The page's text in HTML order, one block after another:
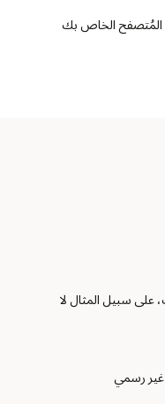
الخاص بك
على سبيل المثال لا
رسمي